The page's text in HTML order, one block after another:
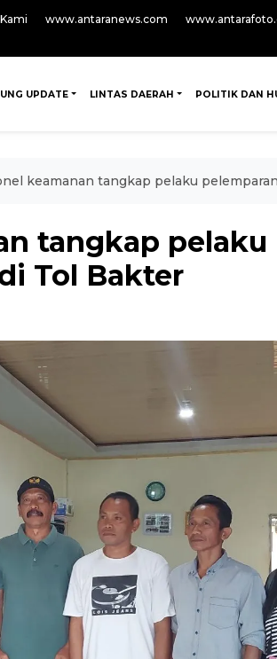
www.antaranews.com
UPDATE LINTAS DAERAH POLITIK DAN
keamanan tangkap pelaku
tangkap pelaku
Tol Bakter